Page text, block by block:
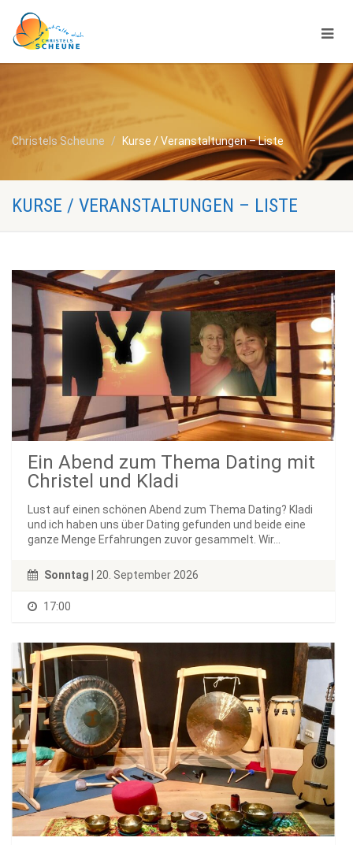
Christels Scheune Kurse / Veranstaltungen – Liste
KURSE / VERANSTALTUNGEN – LISTE
Ein Abend zum Thema Dating mit
Christel und Kladi
Lust auf einen schönen Abend zum Thema Dating? Kladi
und ich haben uns über Dating gefunden und beide eine
ganze Menge Erfahrungen zuvor gesammelt. Wir...
Sonntag | 20. September 2026
17:00